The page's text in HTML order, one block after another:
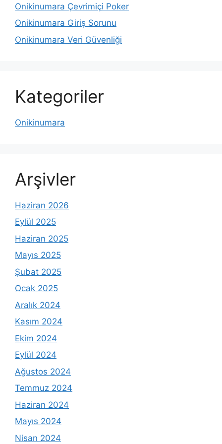
Onikinumara Çevrimiçi Poker
Onikinumara Giriş Sorunu
Onikinumara Veri Güvenliği
Kategoriler
Onikinumara
Arşivler
Haziran 2026
Eylül 2025
Haziran 2025
Mayıs 2025
Şubat 2025
Ocak 2025
Aralık 2024
Kasım 2024
Ekim 2024
Eylül 2024
Ağustos 2024
Temmuz 2024
Haziran 2024
Mayıs 2024
Nisan 2024